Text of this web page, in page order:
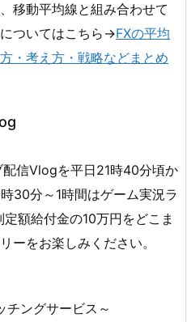
移動平均線と組み合わせて
ついてはこちら→FXの平均
・考え方・戦略などまとめ
信Vlogを平日21時40分頃か
30分～1時間はゲーム実況ラ
額給付金の10万円をどこま
ーをお楽しみください。
チングサービス～